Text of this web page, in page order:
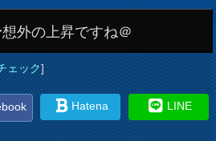
外の上昇ですね＠
ェック]
Hatena LINE